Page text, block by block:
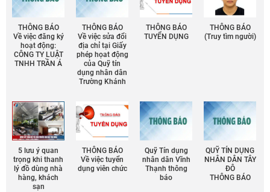
THÔNG BÁO
Về việc đăng ký
hoạt động:
CÔNG TY LUẬT
TNHH TRẦN Á
THÔNG BÁO
Về việc sửa đổi
địa chỉ tại Giấy
phép họat động
của Quỹ tín
dụng nhân dân
Trường Khánh
THÔNG BÁO
TUYỂN DỤNG
THÔNG BÁO
(Truy tìm người)
5 lưu ý quan
trọng khi thanh
lý đồ dùng nhà
hàng, khách
sạn
THÔNG BÁO
Về việc tuyển
dụng viên chức
Quỹ Tín dụng
nhân dân Vĩnh
Thạnh thông
báo
QUỸ TÍN DỤNG
NHÂN DÂN TÂY
ĐÔ
THÔNG BÁO